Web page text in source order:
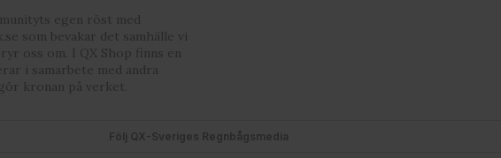
egen röst med
som bevakar det samhälle vi
oss om. I QX Shop finns en
i samarbete med andra
kronan på verket.
Följ QX-Sveriges Regnbågsmedia